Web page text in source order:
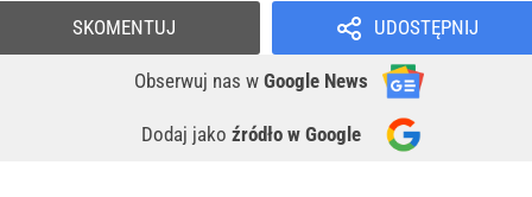
UDOSTĘPNIJ
Obserwuj nas w Google News
Dodaj jako źródło w Google
SKOMENTUJ